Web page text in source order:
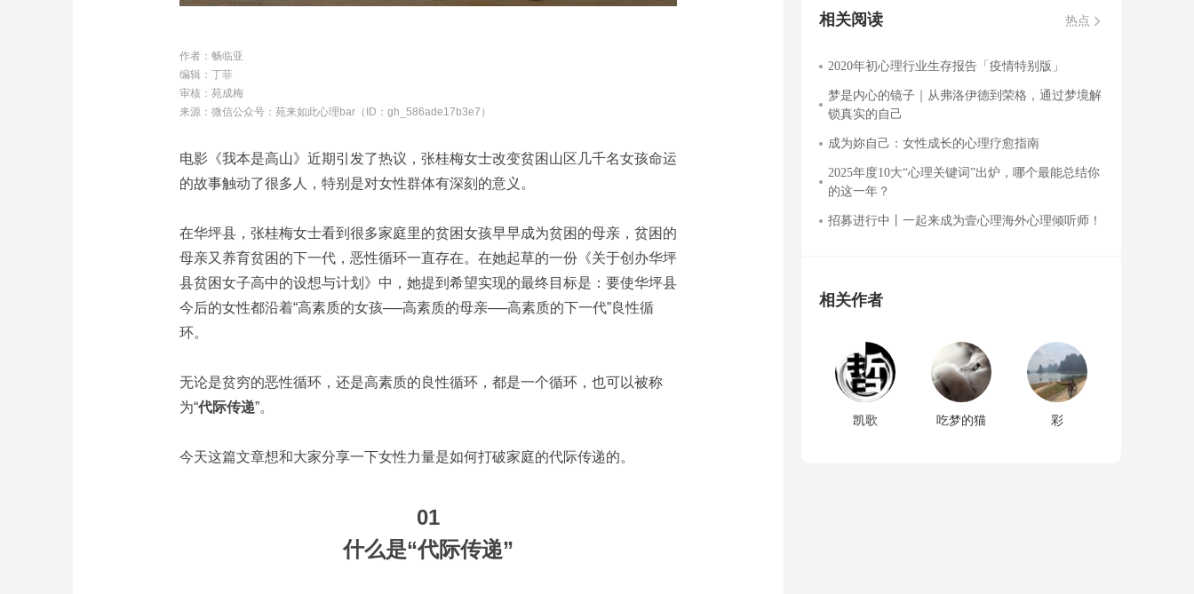
作者：畅临亚
编辑：丁菲
审核：苑成梅
来源：微信公众号：苑来如此心理bar（ID：gh_586ade17b3e7）
电影《我本是高山》近期引发了热议，张桂梅女士改变贫困山区几千名女孩命运
的故事触动了很多人，特别是对女性群体有深刻的意义。
在华坪县，张桂梅女士看到很多家庭里的贫困女孩早早成为贫困的母亲，贫困的
母亲又养育贫困的下一代，恶性循环一直存在。在她起草的一份《关于创办华坪
县贫困女子高中的设想与计划》中，她提到希望实现的最终目标是： 要使华坪县
今后的女性都沿着“高素质的女孩──高素质的母亲──高素质的下一代”良性循
环。
无论是贫穷的恶性循环，还是高素质的良性循环，都是一个循环，也可以被称
为“代际传递”。
今天这篇文章想和大家分享一下女性力量是如何打破家庭的代际传递的。
01
什么是“代际传递”
相关阅读 热点
2020年初心理行业生存报告「疫情特别版」
梦是内心的镜子｜从弗洛伊德到荣格，通过梦境解
锁真实的自己
成为妳自己：女性成长的心理疗愈指南
2025年度10大“心理关键词”出炉，哪个最能总结你
的这一年？
招募进行中丨一起来成为壹心理海外心理倾听师！
相关作者
凯歌 吃梦的猫 彩